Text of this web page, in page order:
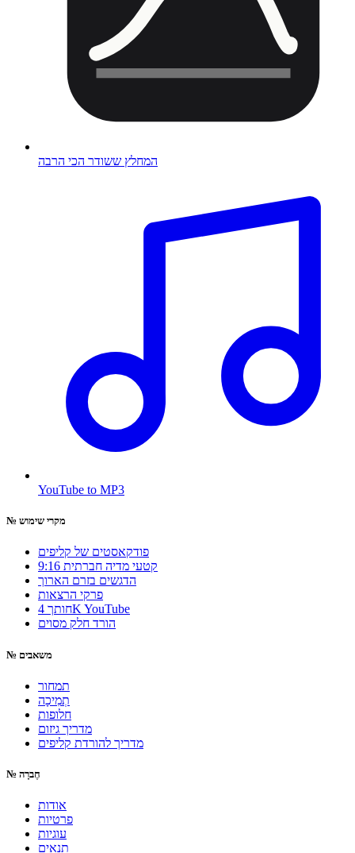
המחלץ ששודר הכי הרבה
YouTube to MP3
№ מקרי שימוש
פודקאסטים של קליפים
9:16 קטעי מדיה חברתית
הדגשים בזרם הארוך
פרקי הרצאות
חותך 4K YouTube
הורד חלק מסוים
№ משאבים
תמחור
תְמִיכָה
חלופות
מדריך גיזום
מדריך להורדת קליפים
№ חֶברָה
אודות
פרטיות
עוגיות
תנאים